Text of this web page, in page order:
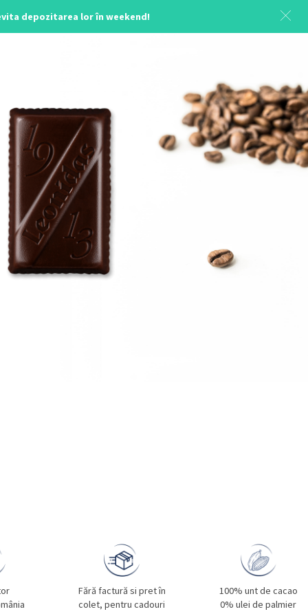
depozitarea lor în weekend!
Fără factură si pret în
colet, pentru cadouri
100% unt de cacao
0% ulei de palmier